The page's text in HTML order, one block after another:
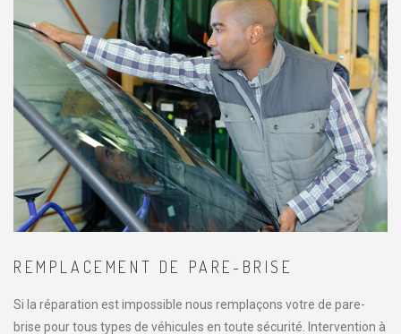
REMPLACEMENT DE PARE-BRISE
Si la réparation est impossible nous remplaçons votre de pare-
brise pour tous types de véhicules en toute sécurité. Intervention à